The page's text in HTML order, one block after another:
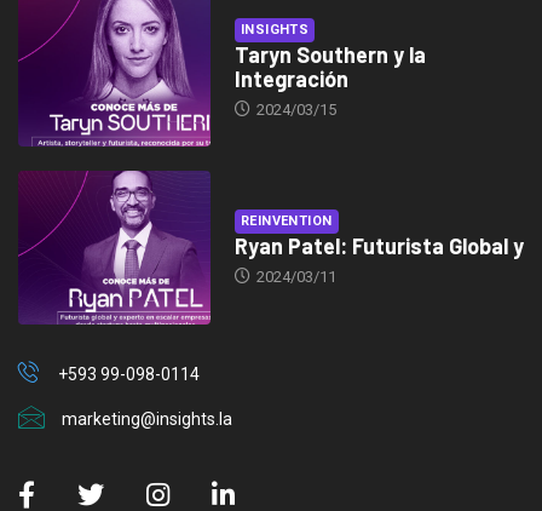
INSIGHTS
Taryn Southern y la
Integración
2024/03/15
REINVENTION
Ryan Patel: Futurista Global y
2024/03/11
+593 99-098-0114
marketing@insights.la